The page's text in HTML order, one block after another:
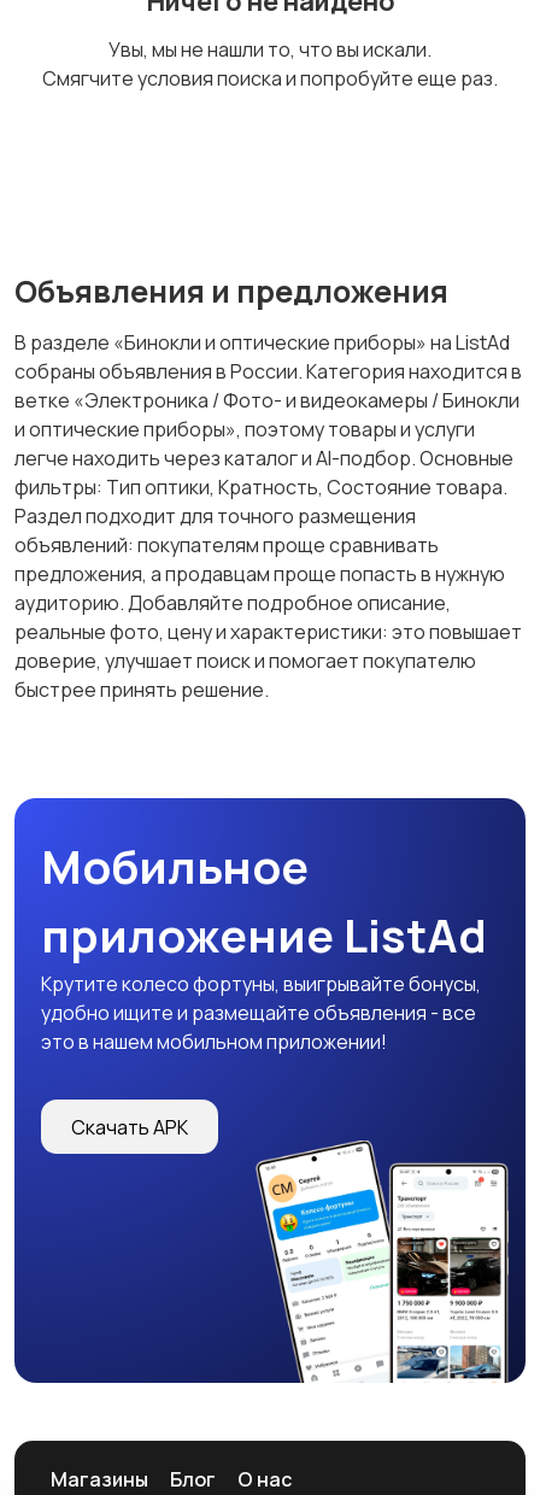
стабилизаторы
оборудование
оптические приборы
Увы, мы не нашли то, что вы искали.
Смягчите условия поиска и попробуйте еще раз.
Объявления и предложения
В разделе «Бинокли и оптические приборы» на ListAd
собраны объявления в России. Категория находится в
ветке «Электроника / Фото- и видеокамеры / Бинокли
и оптические приборы», поэтому товары и услуги
легче находить через каталог и AI-подбор. Основные
фильтры: Тип оптики, Кратность, Состояние товара.
Раздел подходит для точного размещения
объявлений: покупателям проще сравнивать
предложения, а продавцам проще попасть в нужную
аудиторию. Добавляйте подробное описание,
реальные фото, цену и характеристики: это повышает
доверие, улучшает поиск и помогает покупателю
быстрее принять решение.
Мобильное
приложение ListAd
Крутите колесо фортуны, выигрывайте бонусы,
удобно ищите и размещайте объявления - все
это в нашем мобильном приложении!
Скачать APK
Магазины Блог О нас